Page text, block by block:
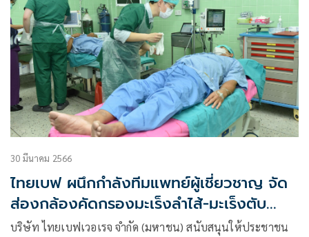
30 มีนาคม 2566
ไทยเบฟ ผนึกกำลังทีมแพทย์ผู้เชี่ยวชาญ จัด
ส่องกล้องคัดกรองมะเร็งลำไส้-มะเร็งตับ
ประชาชน
บริษัท ไทยเบฟเวอเรจ จำกัด (มหาชน) สนับสนุนให้ประชาชน